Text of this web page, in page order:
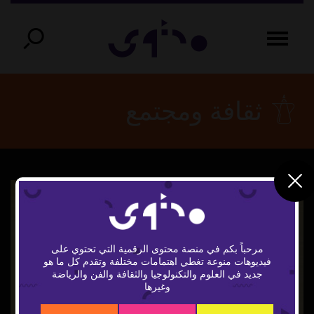
Play
مرحباً بكم في منصة محتوى الرقمية التي تحتوي على
فيديوهات منوعة تغطي اهتمامات مختلفة وتقدم كل ما هو
جديد في العلوم والتكنولوجيا والثقافة والفن والرياضة
وغيرها